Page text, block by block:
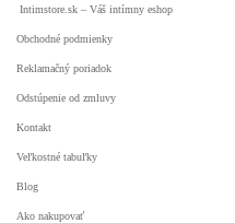
Intimstore.sk – Váš intímny eshop
Obchodné podmienky
Reklamačný poriadok
Odstúpenie od zmluvy
Kontakt
Veľkostné tabuľky
Blog
Ako nakupovať